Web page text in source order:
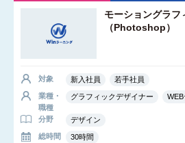
モーショングラフ
（Photoshop）
対象 新入社員
若手社員
業種・
職種
グラフィックデザイナー
分野
デザイン
総時間
30時間